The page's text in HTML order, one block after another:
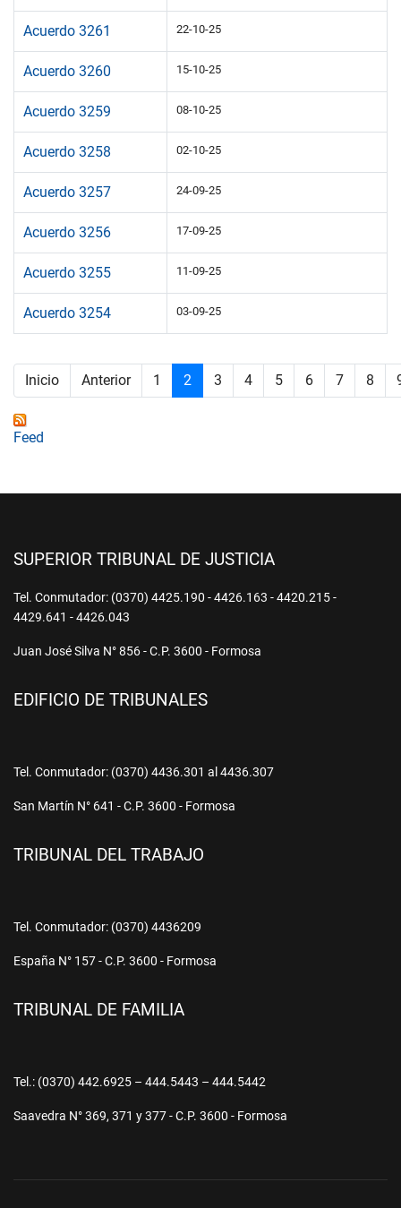
Acuerdo 3261 22-10-25
Acuerdo 3260 15-10-25
Acuerdo 3259 08-10-25
Acuerdo 3258 02-10-25
Acuerdo 3257 24-09-25
Acuerdo 3256 17-09-25
Acuerdo 3255 11-09-25
Acuerdo 3254 03-09-25
Inicio Anterior 1 2 3 4 5 6 7 8
Feed
SUPERIOR TRIBUNAL DE JUSTICIA
Tel. Conmutador: (0370) 4425.190 - 4426.163 - 4420.215 -
4429.641 - 4426.043
Juan José Silva N° 856 - C.P. 3600 - Formosa
EDIFICIO DE TRIBUNALES
Tel. Conmutador: (0370) 4436.301 al 4436.307
San Martín N° 641 - C.P. 3600 - Formosa
TRIBUNAL DEL TRABAJO
Tel. Conmutador: (0370) 4436209
España N° 157 - C.P. 3600 - Formosa
TRIBUNAL DE FAMILIA
Tel.: (0370) 442.6925 – 444.5443 – 444.5442
Saavedra N° 369, 371 y 377 - C.P. 3600 - Formosa